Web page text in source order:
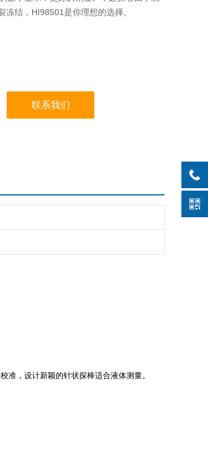
冻结，HI98501是你理想的选择。
联系我们
，设计新颖的针状探棒适合液体测量。